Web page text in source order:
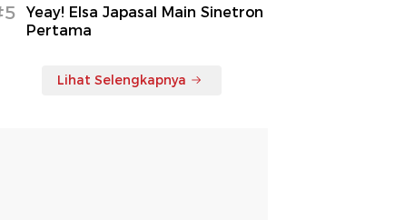
Yeay! Elsa Japasal Main Sinetron
Pertama
Lihat Selengkapnya